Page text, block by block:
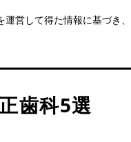
営して得た情報に基づき、
歯科5選